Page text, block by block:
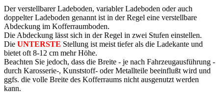
Der verstellbarer Ladeboden, variabler Ladeboden oder auch
doppelter Ladeboden genannt ist in der Regel eine verstellbare
Abdeckung im Kofferraumboden.
Die Abdeckung lässt sich in der Regel in zwei Stufen einstellen.
Die UNTERSTE Stellung ist meist tiefer als die Ladekante und
bietet oft 8-12 cm mehr Höhe.
Beachten Sie jedoch, dass die Breite - je nach Fahrzeugausführung -
durch Karosserie-, Kunststoff- oder Metallteile beeinflußt wird und
ggfs. die volle Breite des Kofferraums nicht ausgenutzt werden
kann.